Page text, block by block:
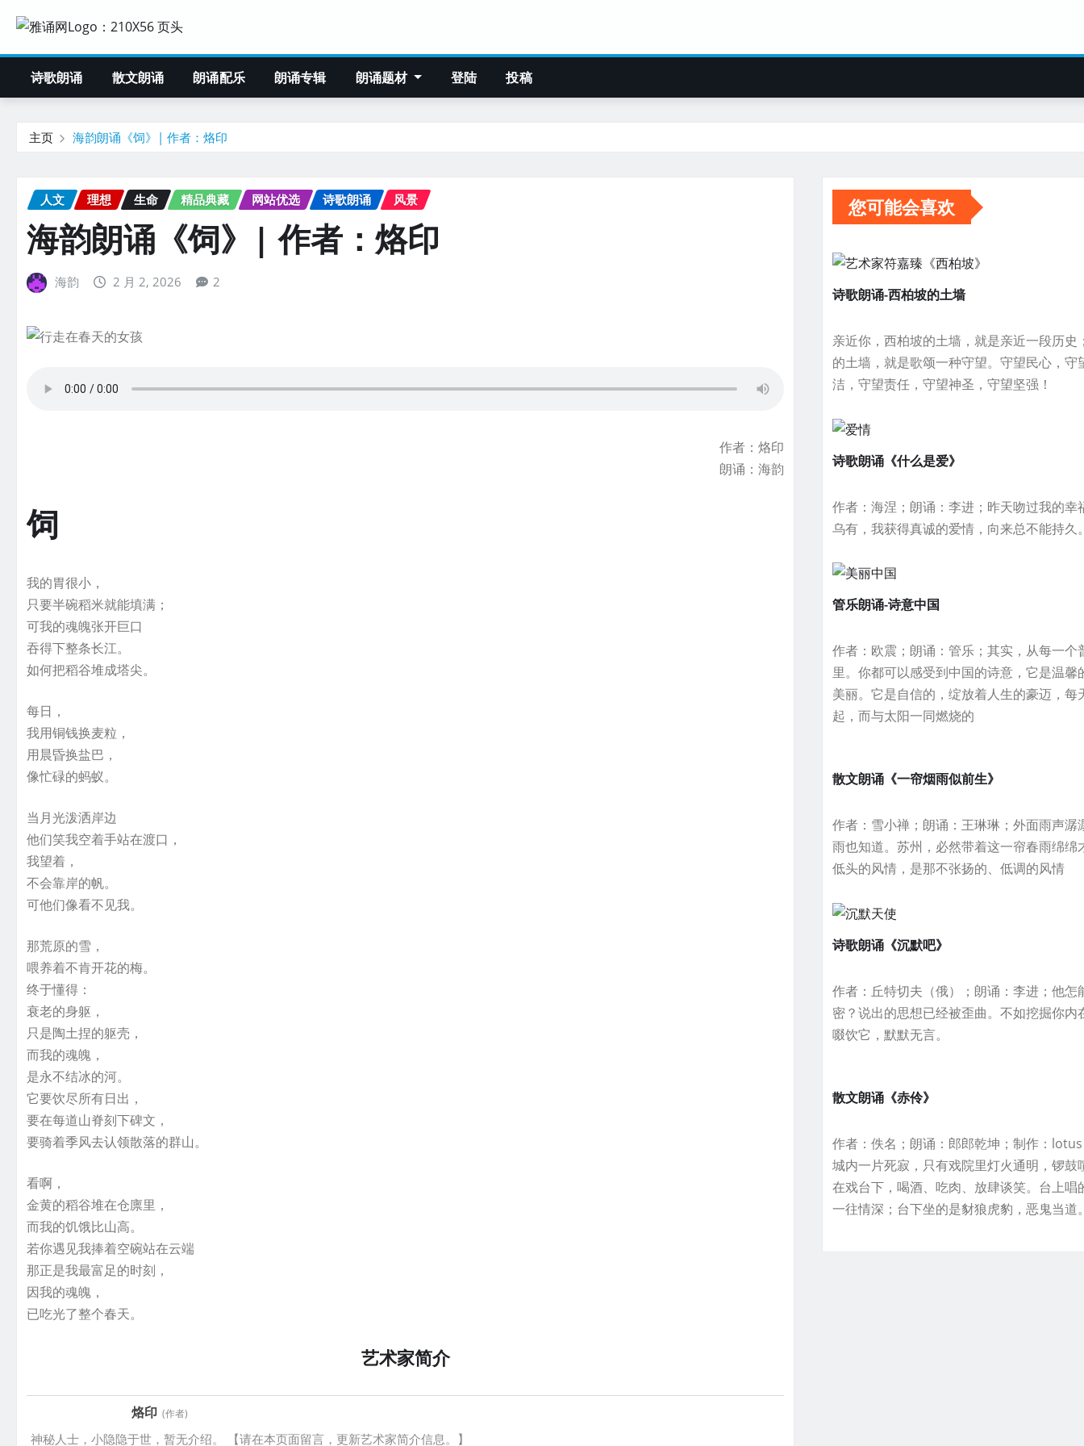
诗歌朗诵 散文朗诵 朗诵配乐 朗诵专辑 朗诵题材 登陆 投稿
主页 海韵朗诵《饲》| 作者：烙印
人文 理想 生命 精品典藏 网站优选 诗歌朗诵 风景
海韵朗诵《饲》| 作者：烙印
海韵 2 月 2, 2026 2
作者：烙印
朗诵：海韵
饲
我的胃很小，
只要半碗稻米就能填满；
可我的魂魄张开巨口
吞得下整条长江。
如何把稻谷堆成塔尖。
每日，
我用铜钱换麦粒，
用晨昏换盐巴，
像忙碌的蚂蚁。
当月光泼洒岸边
他们笑我空着手站在渡口，
我望着，
不会靠岸的帆。
可他们像看不见我。
那荒原的雪，
喂养着不肯开花的梅。
终于懂得：
衰老的身躯，
只是陶土捏的躯壳，
而我的魂魄，
是永不结冰的河。
它要饮尽所有日出，
要在每道山脊刻下碑文，
要骑着季风去认领散落的群山。
看啊，
金黄的稻谷堆在仓廪里，
而我的饥饿比山高。
若你遇见我捧着空碗站在云端
那正是我最富足的时刻，
因我的魂魄，
已吃光了整个春天。
艺术家简介
烙印 (作者)
神秘人士，小隐隐于世，暂无介绍。 【请在本页面留言，更新艺术家简介信息。】
您可能会喜欢
诗歌朗诵-西柏坡的土墙
亲近你，西柏坡的土墙，就是亲近一段历史
的土墙，就是歌颂一种守望。守望民心，守
洁，守望责任，守望神圣，守望坚强！
诗歌朗诵《什么是爱》
作者：海涅；朗诵：李进；昨天吻过我的幸
乌有，我获得真诚的爱情，向来总不能持久
管乐朗诵-诗意中国
作者：欧震；朗诵：管乐；其实，从每一个
里。你都可以感受到中国的诗意，它是温馨
美丽。它是自信的，绽放着人生的豪迈，每
起，而与太阳一同燃烧的
散文朗诵《一帘烟雨似前生》
作者：雪小禅；朗诵：王琳琳；外面雨声潺
雨也知道。苏州，必然带着这一帘春雨绵绵
低头的风情，是那不张扬的、低调的风情
诗歌朗诵《沉默吧》
作者：丘特切夫（俄）；朗诵：李进；他怎
密？说出的思想已经被歪曲。不如挖掘你内
啜饮它，默默无言。
散文朗诵《赤伶》
作者：佚名；朗诵：郎郎乾坤；制作：
城内一片死寂，只有戏院里灯火通明，锣鼓
在戏台下，喝酒、吃肉、放肆谈笑。台上唱
一往情深；台下坐的是豺狼虎豹，恶鬼当道